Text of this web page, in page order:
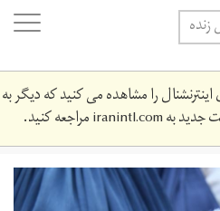
را مشاهده می کنید که دیگر به
جدید بهiranintl.comمراجعه کنید.